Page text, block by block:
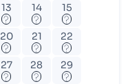
13
?
14
?
15
?
20
?
21
?
22
?
27
?
28
?
29
?